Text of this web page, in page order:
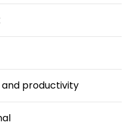
productivity